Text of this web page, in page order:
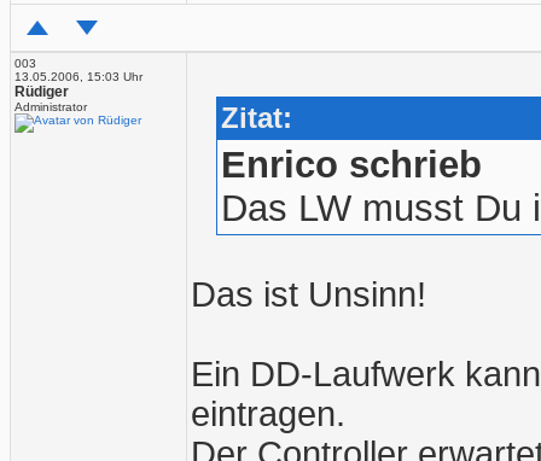
003
13.05.2006, 15:03 Uhr
Rüdiger
Administrator Zitat:
Enrico schrieb
Das LW musst Du
Das ist Unsinn!
Ein DD-Laufwerk
eintragen.